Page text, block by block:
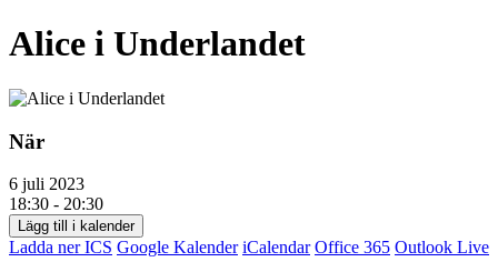
Alice i Underlandet
När
6 juli 2023
18:30 - 20:30
Lägg till i kalender
Ladda ner ICS Google Kalender iCalendar Office 365 Outlook Live